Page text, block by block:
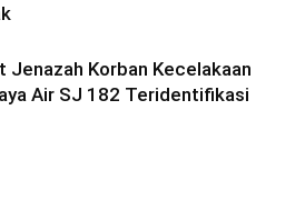
Jenazah Korban Kecelakaan
Air SJ 182 Teridentifikasi